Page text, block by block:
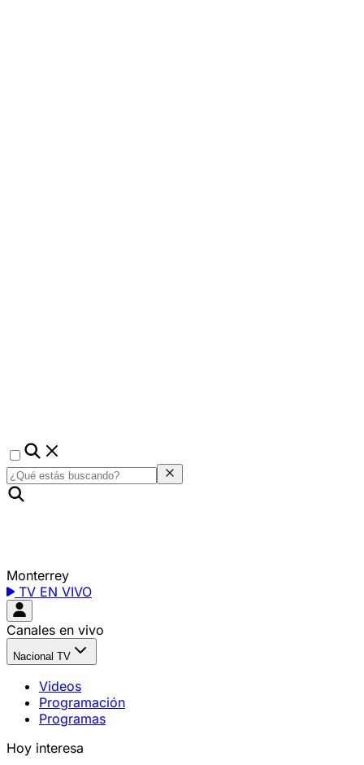
Monterrey
TV EN VIVO
Canales en vivo
Nacional TV
Videos
Programación
Programas
Hoy interesa